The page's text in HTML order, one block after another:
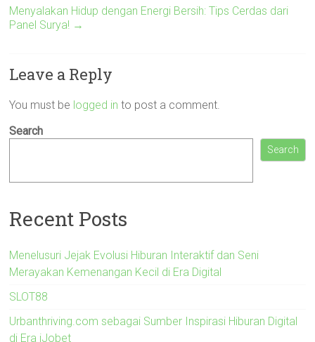
Menyalakan Hidup dengan Energi Bersih: Tips Cerdas dari
Panel Surya! →
Leave a Reply
You must be logged in to post a comment.
Search
Search
Recent Posts
Menelusuri Jejak Evolusi Hiburan Interaktif dan Seni
Merayakan Kemenangan Kecil di Era Digital
SLOT88
Urbanthriving.com sebagai Sumber Inspirasi Hiburan Digital
di Era iJobet